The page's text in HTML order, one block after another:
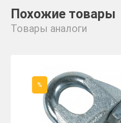
Похожие товары
Товары аналоги
%